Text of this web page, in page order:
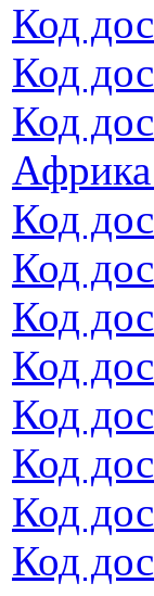
Код
Код
Код
Африка
Код
Код
Код
Код
Код
Код
Код
Код